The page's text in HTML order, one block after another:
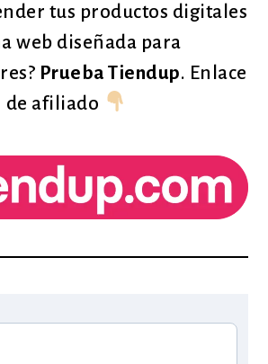
tus productos digitales
web diseñada para
Prueba Tiendup. Enlace
de afiliado